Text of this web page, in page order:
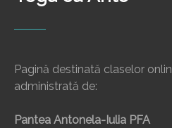
Pagină destinată claselor
administrată de:
Pantea Antonela-Iulia PFA